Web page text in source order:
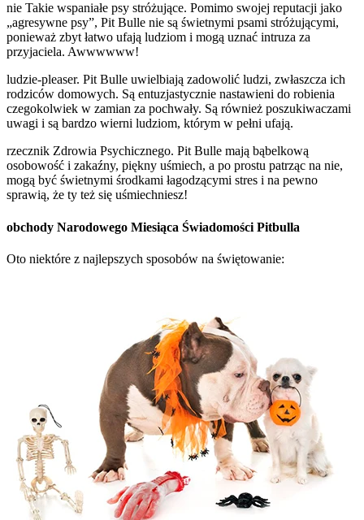
nie Takie wspaniałe psy stróżujące. Pomimo swojej reputacji jako
„agresywne psy”, Pit Bulle nie są świetnymi psami stróżującymi,
ponieważ zbyt łatwo ufają ludziom i mogą uznać intruza za
przyjaciela. Awwwwww!
ludzie-pleaser. Pit Bulle uwielbiają zadowolić ludzi, zwłaszcza ich
rodziców domowych. Są entuzjastycznie nastawieni do robienia
czegokolwiek w zamian za pochwały. Są również poszukiwaczami
uwagi i są bardzo wierni ludziom, którym w pełni ufają.
rzecznik Zdrowia Psychicznego. Pit Bulle mają bąbelkową
osobowość i zakaźny, piękny uśmiech, a po prostu patrząc na nie,
mogą być świetnymi środkami łagodzącymi stres i na pewno
sprawią, że ty też się uśmiechniesz!
obchody Narodowego Miesiąca Świadomości Pitbulla
Oto niektóre z najlepszych sposobów na świętowanie: